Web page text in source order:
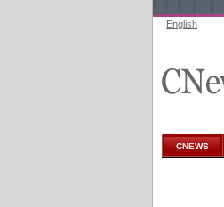
аналитике
English
CNEWS